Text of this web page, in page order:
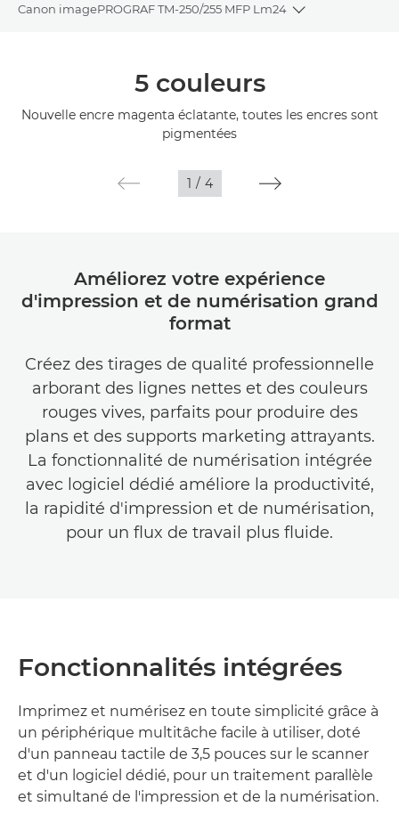
Canon imagePROGRAF TM-250/255 MFP Lm24
Toggle
5 couleurs
Nouvelle encre magenta éclatante, toutes les encres sont
pigmentées
1 / 4
Améliorez votre expérience
d'impression et de numérisation grand
format
Créez des tirages de qualité professionnelle
arborant des lignes nettes et des couleurs
rouges vives, parfaits pour produire des
plans et des supports marketing attrayants.
La fonctionnalité de numérisation intégrée
avec logiciel dédié améliore la productivité,
la rapidité d'impression et de numérisation,
pour un flux de travail plus fluide.
Fonctionnalités intégrées
Imprimez et numérisez en toute simplicité grâce à
un périphérique multitâche facile à utiliser, doté
d'un panneau tactile de 3,5 pouces sur le scanner
et d'un logiciel dédié, pour un traitement parallèle
et simultané de l'impression et de la numérisation.